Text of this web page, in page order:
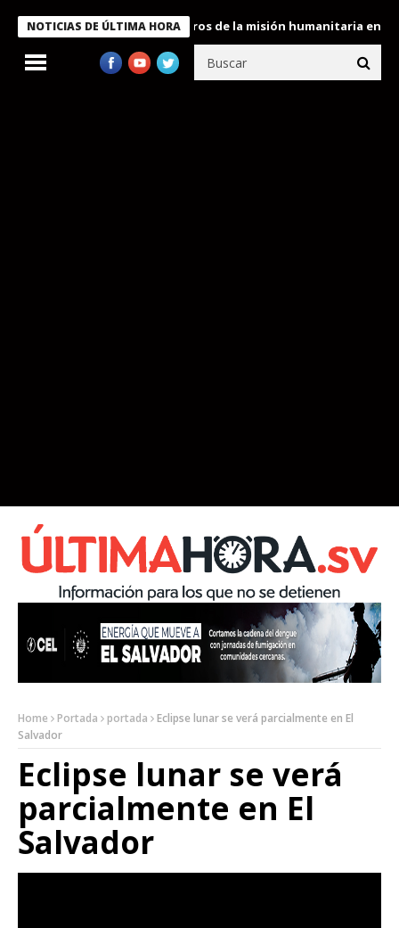
NOTICIAS DE ÚLTIMA HORA
Bukele condecora a miembros de la misión humanitaria enviada a
Home Portada portada
Eclipse lunar se verá parcialmente en El
Salvador
Eclipse lunar se verá
parcialmente en El
Salvador